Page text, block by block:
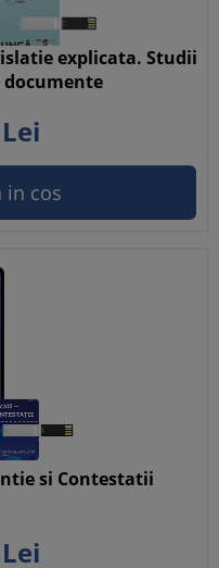
explicata. Studii
documente
Lei
in cos
si Contestatii
Lei